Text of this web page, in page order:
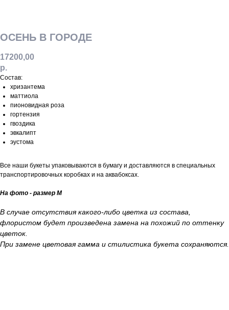
ОСЕНЬ В ГОРОДЕ
17200,00
р.
Состав:
хризантема
маттиола
пионовидная роза
гортензия
гвоздика
эвкалипт
эустома
Все наши букеты упаковываются в бумагу и доставляются в специальных
транспортировочных коробках и на аквабоксах.
На фото - размер М
В случае отсутствия какого-либо цветка из состава,
флористом будет произведена замена на похожий по оттенку
цветок.
При замене цветовая гамма и стилистика букета сохраняются.